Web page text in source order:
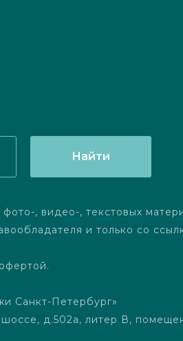
Найти
, видео-, текстовых
и только со
Санкт-Петербург»
д.502а, литер В,